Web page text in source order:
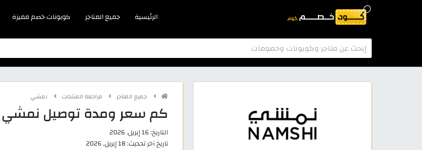
الرئيسية جميع المتاجر كوبونات خصم مميزة
جميع المتاجر مراجعة المنتجات نمشي
كم سعر ومدة توصيل نمشي
التاريخ:16 إبريل, 2026
تاريخ آخر تحديث:18 إبريل, 2026